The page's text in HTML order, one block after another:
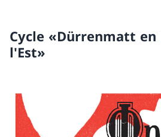
Cycle «Dürrenmatt en
l'Est»